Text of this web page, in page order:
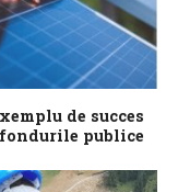
de succes
publice
a fi un exemplu de